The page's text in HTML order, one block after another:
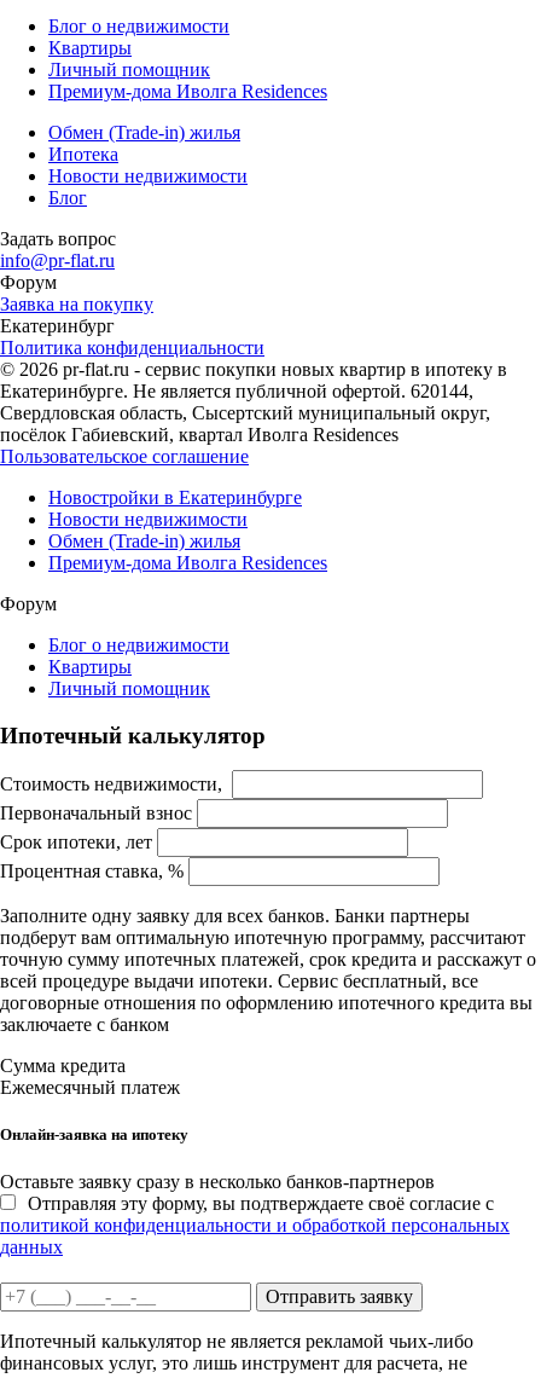
Блог о недвижимости
Квартиры
Личный помощник
Премиум-дома Иволга Residences
Обмен (Trade-in) жилья
Ипотека
Новости недвижимости
Блог
Задать вопрос
info@pr-flat.ru
Форум
Заявка на покупку
Екатеринбург
Политика конфиденциальности
© 2026 pr-flat.ru - сервис покупки новых квартир в ипотеку в
Екатеринбурге. Не является публичной офертой. 620144,
Свердловская область, Сысертский муниципальный округ,
посёлок Габиевский, квартал Иволга Residences
Пользовательское соглашение
Новостройки в Екатеринбурге
Новости недвижимости
Обмен (Trade-in) жилья
Премиум-дома Иволга Residences
Форум
Блог о недвижимости
Квартиры
Личный помощник
Ипотечный калькулятор
Стоимость недвижимости,
Первоначальный взнос
Срок ипотеки, лет
Процентная ставка, %
Заполните одну заявку для всех банков. Банки партнеры
подберут вам оптимальную ипотечную программу, рассчитают
точную сумму ипотечных платежей, срок кредита и расскажут о
всей процедуре выдачи ипотеки. Сервис бесплатный, все
договорные отношения по оформлению ипотечного кредита вы
заключаете с банком
Сумма кредита
Ежемесячный платеж
Онлайн-заявка на ипотеку
Оставьте заявку сразу в несколько банков-партнеров
Отправляя эту форму, вы подтверждаете своё согласие с
политикой конфиденциальности и обработкой персональных
данных
Отправить заявку
Ипотечный калькулятор не является рекламой чьих-либо
финансовых услуг, это лишь инструмент для расчета, не